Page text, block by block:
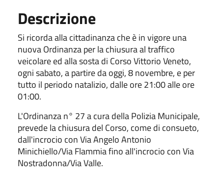
Descrizione
Si ricorda alla cittadinanza che è in vigore una
nuova Ordinanza per la chiusura al traffico
veicolare ed alla sosta di Corso Vittorio Veneto,
ogni sabato, a partire da oggi, 8 novembre, e per
tutto il periodo natalizio, dalle ore 21:00 alle ore
01:00.
L'Ordinanza n° 27 a cura della Polizia Municipale,
prevede la chiusura del Corso, come di consueto,
dall'incrocio con Via Angelo Antonio
Minichiello/Via Flammia fino all'incrocio con Via
Nostradonna/Via Valle.